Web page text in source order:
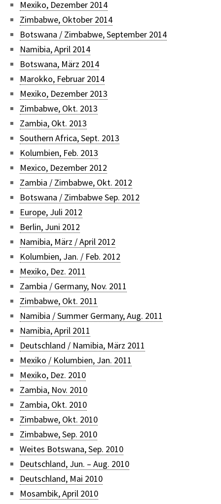
Mexiko, Dezember 2014
Zimbabwe, Oktober 2014
Botswana / Zimbabwe, September 2014
Namibia, April 2014
Botswana, März 2014
Marokko, Februar 2014
Mexiko, Dezember 2013
Zimbabwe, Okt. 2013
Zambia, Okt. 2013
Southern Africa, Sept. 2013
Kolumbien, Feb. 2013
Mexico, Dezember 2012
Zambia / Zimbabwe, Okt. 2012
Botswana / Zimbabwe Sep. 2012
Europe, Juli 2012
Berlin, Juni 2012
Namibia, März / April 2012
Kolumbien, Jan. / Feb. 2012
Mexiko, Dez. 2011
Zambia / Germany, Nov. 2011
Zimbabwe, Okt. 2011
Namibia / Summer Germany, Aug. 2011
Namibia, April 2011
Deutschland / Namibia, März 2011
Mexiko / Kolumbien, Jan. 2011
Mexiko, Dez. 2010
Zambia, Nov. 2010
Zambia, Okt. 2010
Zimbabwe, Okt. 2010
Zimbabwe, Sep. 2010
Weites Botswana, Sep. 2010
Deutschland, Jun. – Aug. 2010
Deutschland, Mai 2010
Mosambik, April 2010